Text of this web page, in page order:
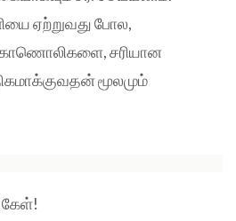
ஏற்றுவது போல,
சரியான
மூலமும்
கேள்!